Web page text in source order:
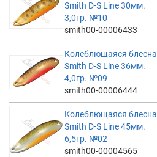
Smith D-S Line 30мм.
3,0гр. №10
smith00-00006433
Колеблющаяся блесна
Smith D-S Line 36мм.
4,0гр. №09
smith00-00006444
Колеблющаяся блесна
Smith D-S Line 45мм.
6,5гр. №02
smith00-00004565